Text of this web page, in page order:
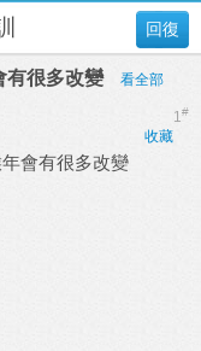
回復
有很多改變 看全部
1#
收藏
會有很多改變